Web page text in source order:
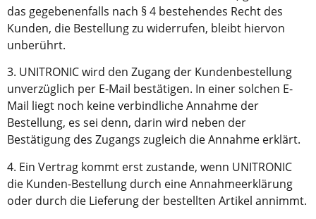
das gegebenenfalls nach § 4 bestehendes Recht des
Kunden, die Bestellung zu widerrufen, bleibt hiervon
unberührt.
3. UNITRONIC wird den Zugang der Kundenbestellung
unverzüglich per E-Mail bestätigen. In einer solchen E-
Mail liegt noch keine verbindliche Annahme der
Bestellung, es sei denn, darin wird neben der
Bestätigung des Zugangs zugleich die Annahme erklärt.
4. Ein Vertrag kommt erst zustande, wenn UNITRONIC
die Kunden-Bestellung durch eine Annahmeerklärung
oder durch die Lieferung der bestellten Artikel annimmt.